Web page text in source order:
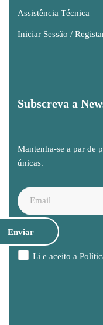
Assistência Técnica
Iniciar Sessão /
Subscreva a
Mantenha-se a par de
únicas.
Li e aceito a